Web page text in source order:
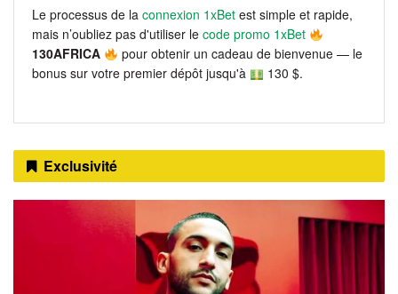
Le processus de la connexion 1xBet est simple et rapide,
mais n’oubliez pas d'utiliser le code promo 1xBet
130AFRICA
pour obtenir un cadeau de bienvenue — le
bonus sur votre premier dépôt jusqu'à
130 $.
Exclusivité